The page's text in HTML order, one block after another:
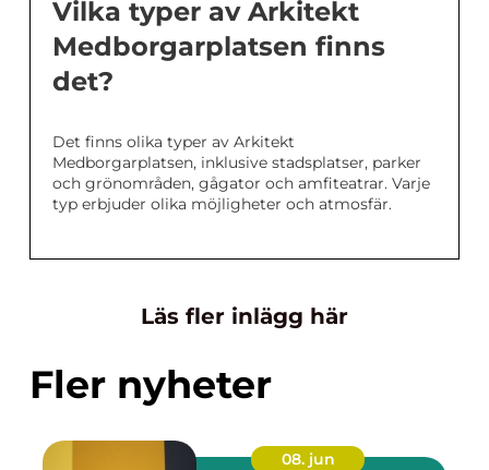
Vilka typer av Arkitekt
Medborgarplatsen finns
det?
Det finns olika typer av Arkitekt
Medborgarplatsen, inklusive stadsplatser, parker
och grönområden, gågator och amfiteatrar. Varje
typ erbjuder olika möjligheter och atmosfär.
Läs fler inlägg här
Fler nyheter
08. jun